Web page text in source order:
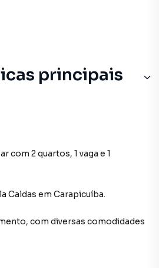
principais
com 2 quartos, 1 vaga e 1
Caldas em Carapicuíba.
, com diversas comodidades